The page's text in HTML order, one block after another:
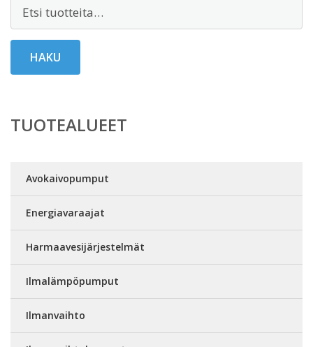
HAKU
TUOTEALUEET
Avokaivopumput
Energiavaraajat
Harmaavesijärjestelmät
Ilmalämpöpumput
Ilmanvaihto